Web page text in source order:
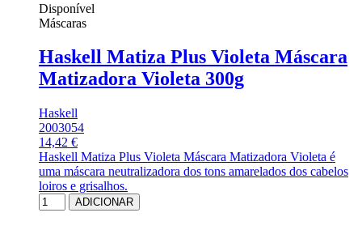
Disponível
Máscaras
Haskell Matiza Plus Violeta Máscara
Matizadora Violeta 300g
Haskell
2003054
14,42 €
Haskell Matiza Plus Violeta Máscara Matizadora Violeta é
uma máscara neutralizadora dos tons amarelados dos cabelos
loiros e grisalhos.
ADICIONAR